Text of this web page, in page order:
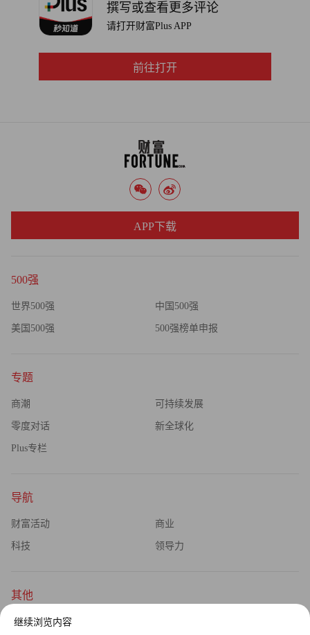
果关系，都将十分困难。”
有一个关键区别——2022年至2023年间，基本上只有投资者
纳万·泰最后表示：“这份公告最终会对企业销量产生何种影
响，取决于公告的具体内容，以及政府向消费者传达信息的
撰写或查看更多评论
请打开财富Plus APP
前往打开
500强
世界500强 中国500强
美国500强 500强榜单申报
专题
商潮 可持续发展
零度对话 新全球化
Plus专栏
导航
财富活动 商业
科技 领导力
其他
杂志订阅
APP下载
继续浏览内容